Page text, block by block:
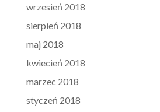
wrzesień 2018
sierpień 2018
maj 2018
kwiecień 2018
marzec 2018
styczeń 2018